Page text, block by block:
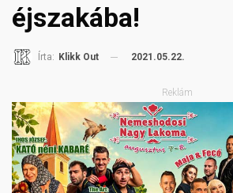
éjszakába!
Írta: Klikk Out 2021.05.22.
Reklám